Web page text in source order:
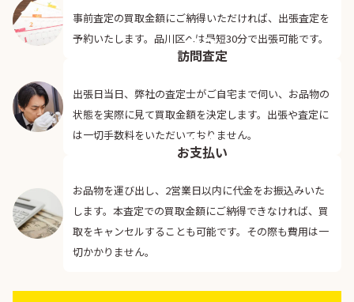
事前査定の買取金額にご納得いただければ、出張査定を
予約いたします。品川区へは最短30分で出張可能です。
03
訪問査定
出張日当日、弊社の査定士がご自宅まで伺い、お品物の
状態を実際に見て買取金額を決定します。出張や査定に
は一切手数料をいただいておりません。
04
お支払い
お品物を運び出し、2営業日以内に代金をお振込みいた
します。本査定での買取金額にご納得できなければ、買
取をキャンセルすることも可能です。その際も費用は一
切かかりません。